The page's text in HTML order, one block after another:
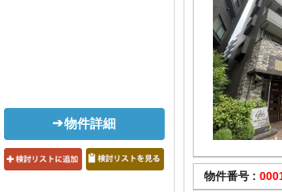
物件詳細
物件番号 :